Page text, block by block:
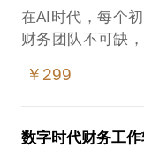
在AI时代，每个
财务团队不可缺
￥299
数字时代财务工作